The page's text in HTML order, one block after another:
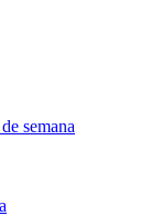
semana